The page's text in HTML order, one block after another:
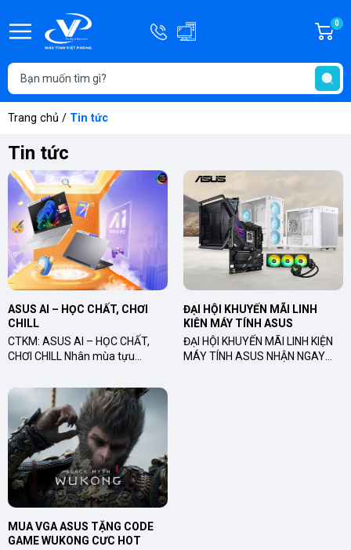
Hotline
0908.181.686
-
0
Trang chủ / Tin tức
Tin tức
ASUS AI – HỌC CHẤT, CHƠI
CHILL
CTKM: ASUS AI – HỌC CHẤT,
CHƠI CHILL Nhân mùa tựu
học sinh hoàn thành kì thi Tốt
nghiệp THPT và Tuyển sinh Đại
học vừa...
ĐẠI HỘI KHUYẾN MÃI LINH
KIỆN MÁY TÍNH ASUS
ĐẠI HỘI KHUYẾN MÃI LINH KIỆN
MÁY TÍNH ASUS NHẬN NGAY
MUA VGA ASUS TẶNG CODE
GAME WUKONG CỰC HOT